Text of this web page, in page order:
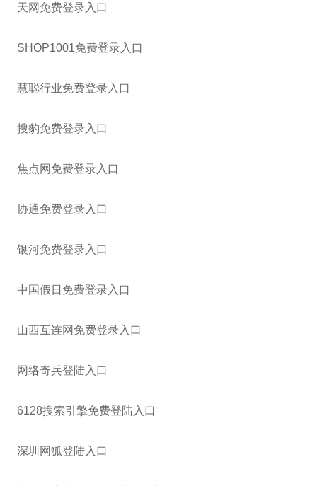
天网免费登录入口
SHOP1001免费登录入口
慧聪行业免费登录入口
搜豹免费登录入口
焦点网免费登录入口
协通免费登录入口
银河免费登录入口
中国假日免费登录入口
山西互连网免费登录入口
网络奇兵登陆入口
6128搜索引擎免费登陆入口
深圳网狐登陆入口